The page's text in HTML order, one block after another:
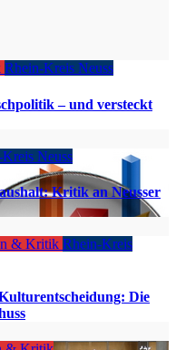
Rhein-Kreis Neuss
– und versteckt
Neuss
Kritik an Neusser
& Kritik Rhein-Kreis
Die